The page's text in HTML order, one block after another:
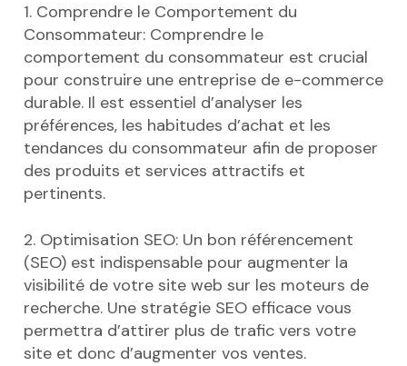
1. Comprendre le Comportement du
Consommateur: Comprendre le
comportement du consommateur est crucial
pour construire une entreprise de e-commerce
durable. Il est essentiel d’analyser les
préférences, les habitudes d’achat et les
tendances du consommateur afin de proposer
des produits et services attractifs et
pertinents.
2. Optimisation SEO: Un bon référencement
(SEO) est indispensable pour augmenter la
visibilité de votre site web sur les moteurs de
recherche. Une stratégie SEO efficace vous
permettra d’attirer plus de trafic vers votre
site et donc d’augmenter vos ventes.